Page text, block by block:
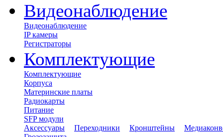
Видеонаблюдение
Видеонаблюдение
IP камеры
Регистраторы
Комплектующие
Комплектующие
Корпуса
Материнские платы
Радиокарты
Питание
SFP модули
Аксессуары
Переходники Кронштейны